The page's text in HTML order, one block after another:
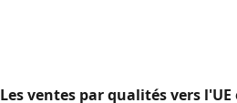
Les ventes par qualités vers l'UE